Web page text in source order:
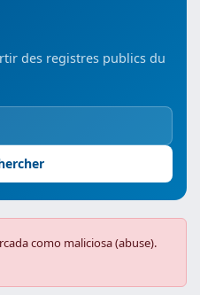
des registres publics du
como maliciosa (abuse).